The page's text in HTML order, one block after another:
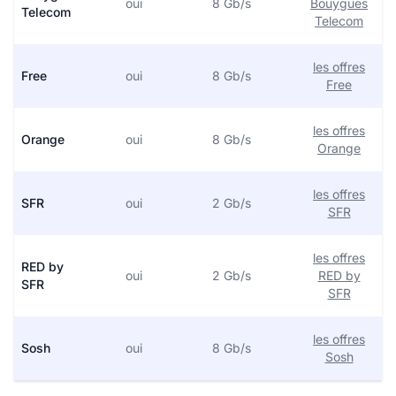
Telecom
oui 8 Gb/s
Bouygues
Telecom
Free oui 8 Gb/s
les offres
Free
Orange oui 8 Gb/s
les offres
Orange
SFR oui 2 Gb/s
les offres
SFR
RED by
SFR
oui 2 Gb/s
les offres
RED by
SFR
Sosh oui 8 Gb/s
les offres
Sosh